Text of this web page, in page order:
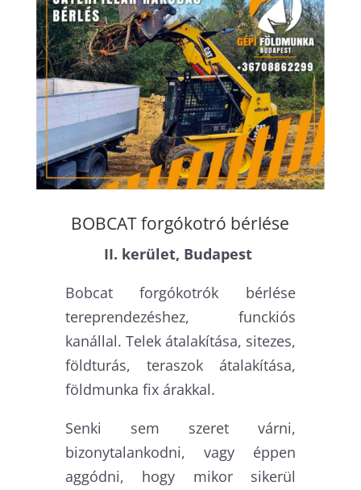
BOBCAT forgókotró bérlése
II. kerület, Budapest
Bobcat forgókotrók bérlése
tereprendezéshez, funckiós
kanállal. Telek átalakítása, sitezes,
földturás, teraszok átalakítása,
földmunka fix árakkal.
Senki sem szeret várni,
bizonytalankodni, vagy éppen
aggódni, hogy mikor sikerül